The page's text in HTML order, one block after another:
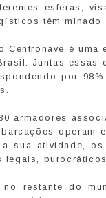
esferas,
têm
Centronave é
Juntas essas
por
armadores
a sua atividade,
legais,
restante do